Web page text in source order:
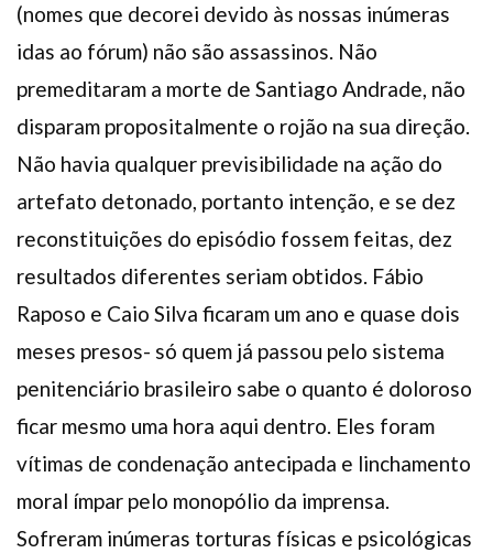
(nomes que decorei devido às nossas inúmeras
idas ao fórum) não são assassinos. Não
premeditaram a morte de Santiago Andrade, não
disparam propositalmente o rojão na sua direção.
Não havia qualquer previsibilidade na ação do
artefato detonado, portanto intenção, e se dez
reconstituições do episódio fossem feitas, dez
resultados diferentes seriam obtidos. Fábio
Raposo e Caio Silva ficaram um ano e quase dois
meses presos- só quem já passou pelo sistema
penitenciário brasileiro sabe o quanto é doloroso
ficar mesmo uma hora aqui dentro. Eles foram
vítimas de condenação antecipada e linchamento
moral ímpar pelo monopólio da imprensa.
Sofreram inúmeras torturas físicas e psicológicas